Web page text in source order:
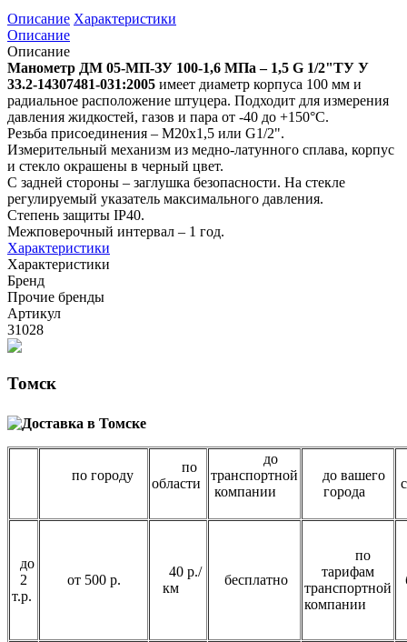
Описание Характеристики
Описание
Описание
Манометр ДМ 05-МП-ЗУ 100-1,6 МПа – 1,5 G 1/2"ТУ У
33.2-14307481-031:2005 имеет диаметр корпуса 100 мм и
радиальное расположение штуцера. Подходит для измерения
давления жидкостей, газов и пара от -40 до +150°C.
Резьба присоединения – М20х1,5 или G1/2".
Измерительный механизм из медно-латунного сплава, корпус
и стекло окрашены в черный цвет.
С задней стороны – заглушка безопасности. На стекле
регулируемый указатель максимального давления.
Степень защиты IP40.
Межповерочный интервал – 1 год.
Характеристики
Характеристики
Бренд
Прочие бренды
Артикул
31028
Томск
по городу
по
области
до
транспортной
компании
до вашего
города
до
2
т.р.
от 500 р.
40 р./
км
бесплатно
по
тарифам
транспортной
компании